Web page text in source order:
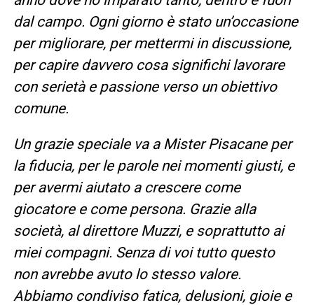
dal campo. Ogni giorno è stato un’occasione
per migliorare, per mettermi in discussione,
per capire davvero cosa significhi lavorare
con serietà e passione verso un obiettivo
comune.
Un grazie speciale va a Mister Pisacane per
la fiducia, per le parole nei momenti giusti, e
per avermi aiutato a crescere come
giocatore e come persona. Grazie alla
società, al direttore Muzzi, e soprattutto ai
miei compagni. Senza di voi tutto questo
non avrebbe avuto lo stesso valore.
Abbiamo condiviso fatica, delusioni, gioie e